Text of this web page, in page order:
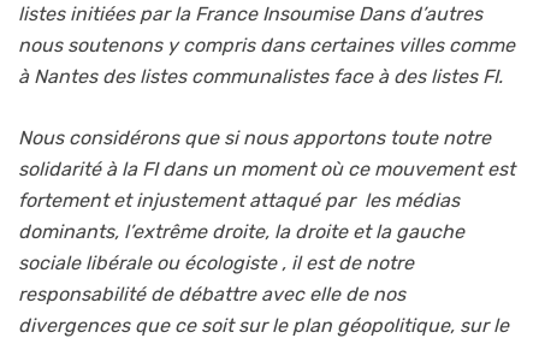
listes initiées par la France Insoumise Dans d’autres
nous soutenons y compris dans certaines villes comme
à Nantes des listes communalistes face à des listes FI.
Nous considérons que si nous apportons toute notre
solidarité à la FI dans un moment où ce mouvement est
fortement et injustement attaqué par les médias
dominants, l’extrême droite, la droite et la gauche
sociale libérale ou écologiste , il est de notre
responsabilité de débattre avec elle de nos
divergences que ce soit sur le plan géopolitique, sur le